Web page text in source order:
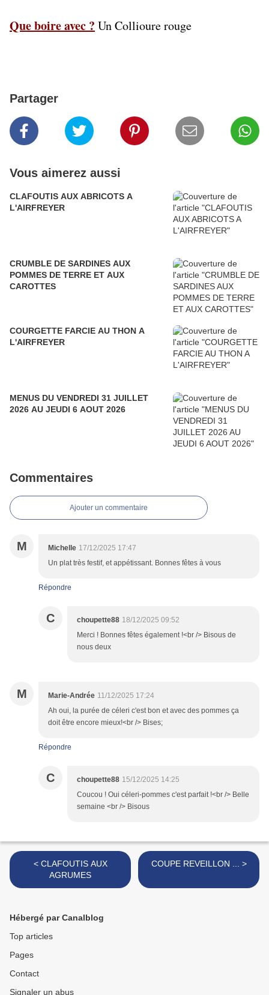
Que boire avec ? Un Collioure rouge
Partager
Vous aimerez aussi
CLAFOUTIS AUX ABRICOTS A
L'AIRFREYER
CRUMBLE DE SARDINES AUX
POMMES DE TERRE ET AUX
CAROTTES
COURGETTE FARCIE AU THON A
L'AIRFREYER
MENUS DU VENDREDI 31 JUILLET
2026 AU JEUDI 6 AOUT 2026
Commentaires
Ajouter un commentaire
M Michelle 17/12/2025 17:47
Un plat très festif, et appétissant. Bonnes fêtes à vous
Répondre
C choupette88 18/12/2025 09:52
Merci ! Bonnes fêtes également !<br /> Bisous de
nous deux
M Marie-Andrée 11/12/2025 17:24
Ah oui, la purée de céleri c'est bon et avec des pommes ça
doit être encore mieux!<br /> Bises;
Répondre
C choupette88 15/12/2025 14:25
Coucou ! Oui céleri-pommes c'est parfait !<br /> Belle
semaine <br /> Bisous
< CLAFOUTIS AUX
AGRUMES
COUPE REVEILLON ... >
Hébergé par Canalblog
Top articles
Pages
Contact
Signaler un abus